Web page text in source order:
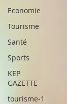
Economie
Tourisme
Santé
Sports
KEP
GAZETTE
tourisme-1